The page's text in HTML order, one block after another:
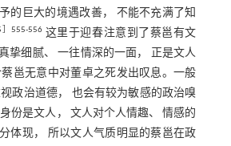
的巨大的境遇改善， 不能不充满了知
］555-556 这里于迎春注意到了蔡邕有文
挚细腻、 一往情深的一面， 正是文人
邕无意中对董卓之死发出叹息。一般
政治道德， 也会有较为敏感的政治嗅
份是文人， 文人对个人情趣、 情感的
体现， 所以文人气质明显的蔡邕在政